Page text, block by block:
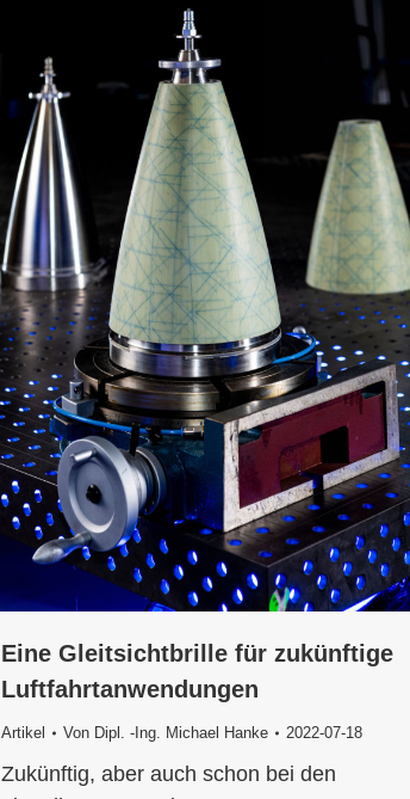
Eine Gleitsichtbrille für zukünftige
Luftfahrtanwendungen
Artikel Von Dipl. -Ing. Michael Hanke 2022-07-18
Zukünftig, aber auch schon bei den